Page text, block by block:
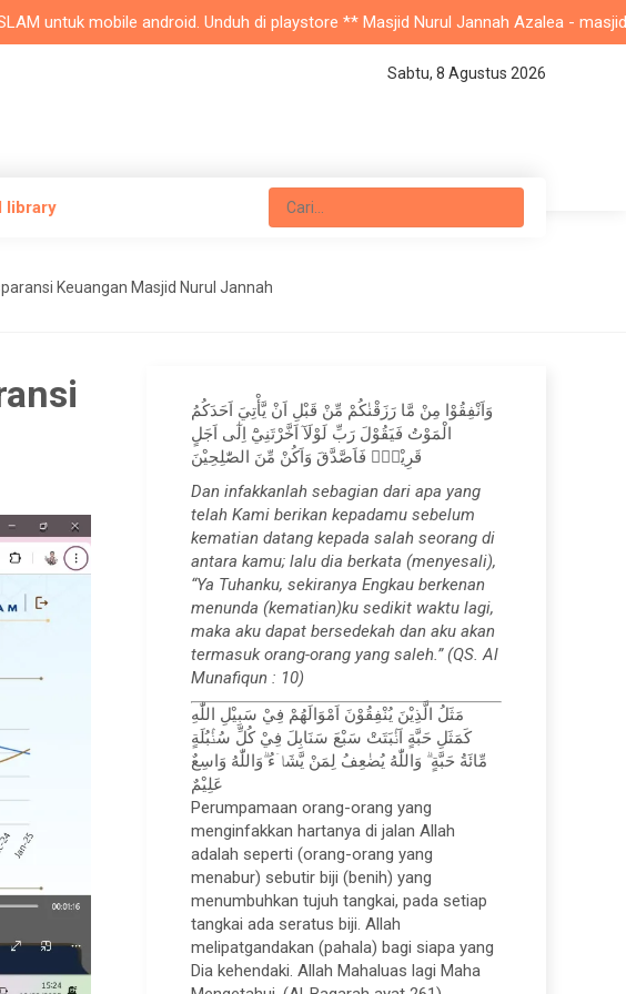
mobile android. Unduh di playstore ** Masjid Nurul Jannah Azalea - masjid pinggir
Sabtu, 8 Agustus 2026
library
Keuangan Masjid Nurul Jannah
وَاَنْفِقُوْا مِنْ مَّا رَزَقْنٰكُمْ مِّنْ قَبْلِ اَنْ يَّأْتِيَ اَحَدَكُمُ
الْمَوْتُ فَيَقُوْلَ رَبِّ لَوْلَآ اَخَّرْتَنِيْٓ اِلٰٓى اَجَلٍ
قَرِيْبٍۚ فَاَصَّدَّقَ وَاَكُنْ مِّنَ الصّٰلِحِيْنَ
Dan infakkanlah sebagian dari apa yang
telah Kami berikan kepadamu sebelum
kematian datang kepada salah seorang di
antara kamu; lalu dia berkata (menyesali),
“Ya Tuhanku, sekiranya Engkau berkenan
menunda (kematian)ku sedikit waktu lagi,
maka aku dapat bersedekah dan aku akan
termasuk orang-orang yang saleh.” (QS. Al
Munafiqun : 10)
مَثَلُ الَّذِيْنَ يُنْفِقُوْنَ اَمْوَالَهُمْ فِيْ سَبِيْلِ اللّٰهِ
كَمَثَلِ حَبَّةٍ اَنْۢبَتَتْ سَبْعَ سَنَابِلَ فِيْ كُلِّ سُنْۢبُلَةٍ
مِّائَةُ حَبَّةٍ ۗ وَاللّٰهُ يُضٰعِفُ لِمَنْ يَّشَاۤءُ ۗوَاللّٰهُ وَاسِعٌ
عَلِيْمٌ
Perumpamaan orang-orang yang
menginfakkan hartanya di jalan Allah
adalah seperti (orang-orang yang
menabur) sebutir biji (benih) yang
menumbuhkan tujuh tangkai, pada setiap
tangkai ada seratus biji. Allah
melipatgandakan (pahala) bagi siapa yang
Dia kehendaki. Allah Mahaluas lagi Maha